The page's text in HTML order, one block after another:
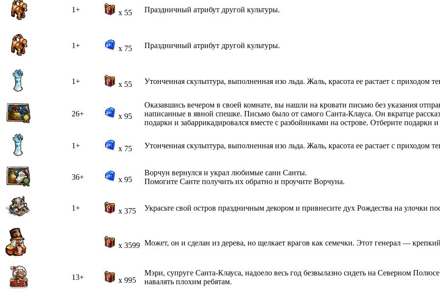
1+ x 55 Праздничный атрибут другой культуры.
1+ x 75 Праздничный атрибут другой культуры.
1+ x 55 Утонченная скульптура, выполненная изо льда. Жаль, красота ее растает с приходом
26+ x 95
Оказавшись вечером в своей комнате, вы нашли на кровати письмо без указания
написанные в явной спешке. Письмо было от самого Санта-Клауса. Он вкратце
подарки и забаррикадировался вместе с разбойниками на острове. Отберите подарки
1+ x 75 Утонченная скульптура, выполненная изо льда. Жаль, красота ее растает с приходом
36+ x 95
Ворчун вернулся и украл любимые сани Санты.
Помогите Санте получить их обратно и проучите Ворчуна.
1+ x 375 Украсьте свой остров праздничным декором и привнесите дух Рождества на улочки
x 3599 Может, он и сделан из дерева, но щелкает врагов как семечки. Этот генерал —
13+ x 995
Мэри, супруге Санта-Клауса, надоело весь год безвылазно сидеть на Северном
навалять плохим ребятам.